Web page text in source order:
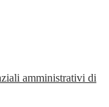
amministrativi di